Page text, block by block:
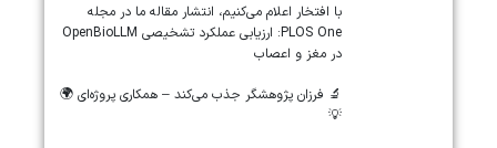
‏‏‏با افتخار اعلام می‌کنیم، انتشار مقاله ما در مجله
‎PLOS One‎: ارزیابی عملکرد تشخیصی ‎OpenBioLLM‎
در مغز و اعصاب
🔬 فرزان پژوهشگر جذب می‌کند – همکاری پروژه‌ای 🌍
💡